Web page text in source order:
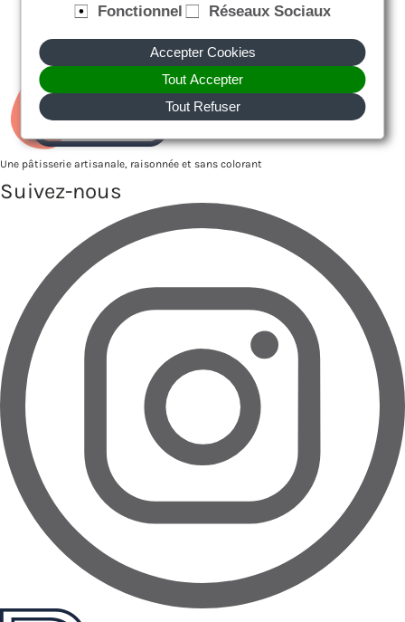
Une pâtisserie artisanale, raisonnée et sans colorant
Suivez-nous
Fonctionnel Réseaux Sociaux
Accepter Cookies
Tout Accepter
Tout Refuser